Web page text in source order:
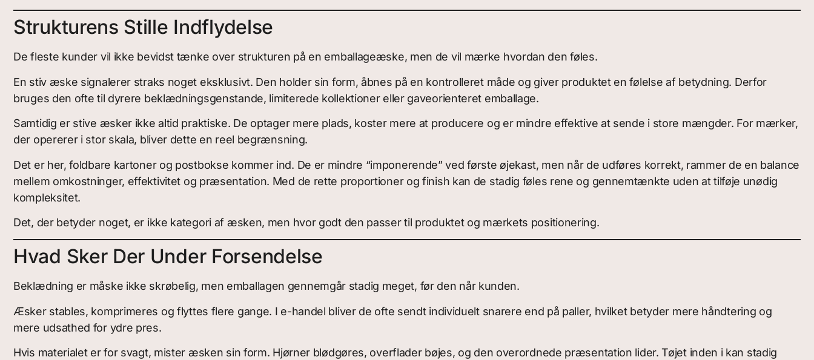
Strukturens Stille Indflydelse
De fleste kunder vil ikke bevidst tænke over strukturen på en emballageæske, men de vil mærke hvordan den føles.
En stiv æske signalerer straks noget eksklusivt. Den holder sin form, åbnes på en kontrolleret måde og giver produktet en følelse af betydning. Derfor
bruges den ofte til dyrere beklædningsgenstande, limiterede kollektioner eller gaveorienteret emballage.
Samtidig er stive æsker ikke altid praktiske. De optager mere plads, koster mere at producere og er mindre effektive at sende i store mængder. For mærker,
der opererer i stor skala, bliver dette en reel begrænsning.
Det er her, foldbare kartoner og postbokse kommer ind. De er mindre “imponerende” ved første øjekast, men når de udføres korrekt, rammer de en balance
mellem omkostninger, effektivitet og præsentation. Med de rette proportioner og finish kan de stadig føles rene og gennemtænkte uden at tilføje unødig
kompleksitet.
Det, der betyder noget, er ikke kategori af æsken, men hvor godt den passer til produktet og mærkets positionering.
Hvad Sker Der Under Forsendelse
Beklædning er måske ikke skrøbelig, men emballagen gennemgår stadig meget, før den når kunden.
Æsker stables, komprimeres og flyttes flere gange. I e-handel bliver de ofte sendt individuelt snarere end på paller, hvilket betyder mere håndtering og
mere udsathed for ydre pres.
Hvis materialet er for svagt, mister æsken sin form. Hjørner blødgøres, overflader bøjes, og den overordnede præsentation lider. Tøjet inden i kan stadig